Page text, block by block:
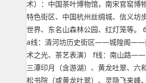
术）：中国茶叶博物馆，南宋官窑博
特色街区、中国杭州丝绸城、信义坊
世界、东名山森林公园、红灯笼等。
a线：清河坊历史街区——城隍阁
术之光、茶艺表演） f线：南山路
三潭印月（含游湖）、黄龙吐翠、六
松书院（或黄龙吐翠）、灵隐飞来峰